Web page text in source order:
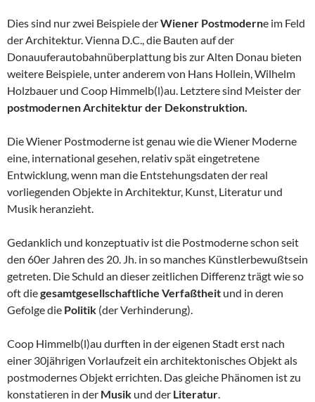
Dies sind nur zwei Beispiele derWiener Postmoderne im Feld
der Architektur. Vienna D.C., die Bauten auf der
Donauuferautobahnüberplattung bis zur Alten Donau bieten
weitere Beispiele, unter anderem von Hans Hollein, Wilhelm
Holzbauer und Coop Himmelb(l)au. Letztere sind Meister der
postmodernen Architektur der Dekonstruktion.
Die Wiener Postmoderne ist genau wie die Wiener Moderne
eine, international gesehen, relativ spät eingetretene
Entwicklung, wenn man die Entstehungsdaten der real
vorliegenden Objekte in Architektur, Kunst, Literatur und
Musik heranzieht.
Gedanklich und konzeptuativ ist die Postmoderne schon seit
den 60er Jahren des 20. Jh. in so manches Künstlerbewußtsein
getreten. Die Schuld an dieser zeitlichen Differenz trägt wie so
oft diegesamtgesellschaftliche Verfaßtheit und in deren
Gefolge die Politik (der Verhinderung).
Coop Himmelb(l)au durften in der eigenen Stadt erst nach
einer 30jährigen Vorlaufzeit ein architektonisches Objekt als
postmodernes Objekt errichten. Das gleiche Phänomen ist zu
konstatieren in der Musik und der Literatur.